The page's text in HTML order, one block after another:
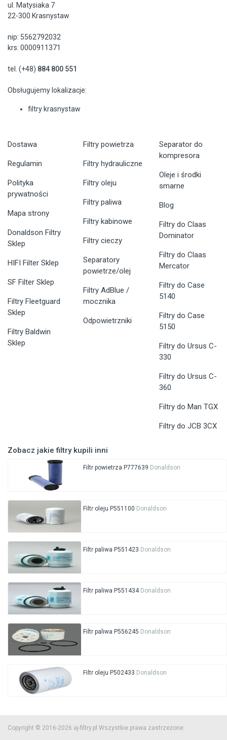
ul. Matysiaka 7
22-300 Krasnystaw
nip: 5562792032
krs: 0000911371
tel. (+48) 884 800 551
Obsługujemy lokalizacje:
filtry krasnystaw
Dostawa
Regulamin
Polityka
prywatności
Mapa strony
Donaldson Filtry
Sklep
HIFI Filter Sklep
SF Filter Sklep
Filtry Fleetguard
Sklep
Filtry Baldwin
Sklep
Filtry powietrza
Filtry hydrauliczne
Filtry oleju
Filtry paliwa
Filtry kabinowe
Filtry cieczy
Separatory
powietrze/olej
Filtry AdBlue /
mocznika
Odpowietrzniki
Separator do
kompresora
Oleje i środki
smarne
Blog
Filtry do Claas
Dominator
Filtry do Claas
Mercator
Filtry do Case
5140
Filtry do Case
5150
Filtry do Ursus C-
330
Filtry do Ursus C-
360
Filtry do Man TGX
Filtry do JCB 3CX
Zobacz jakie filtry kupili inni
Filtr powietrza P777639 Donaldson
Filtr oleju P551100 Donaldson
Filtr paliwa P551423 Donaldson
Filtr paliwa P551434 Donaldson
Filtr paliwa P556245 Donaldson
Filtr oleju P502433 Donaldson
Copyright © 2016-2026 aj-filtry.pl Wszystkie prawa zastrzeżone.